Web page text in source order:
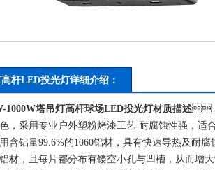
杆LED投光灯详细介绍：
1000W塔吊灯高杆球场LED投光灯材质描述
，采用专业户外塑粉烤漆工艺 耐腐蚀性强，适
铝量99.6%的1060铝材，具有快速导热及耐腐蚀
，且每片都分布有镂空小孔与凹槽，从而